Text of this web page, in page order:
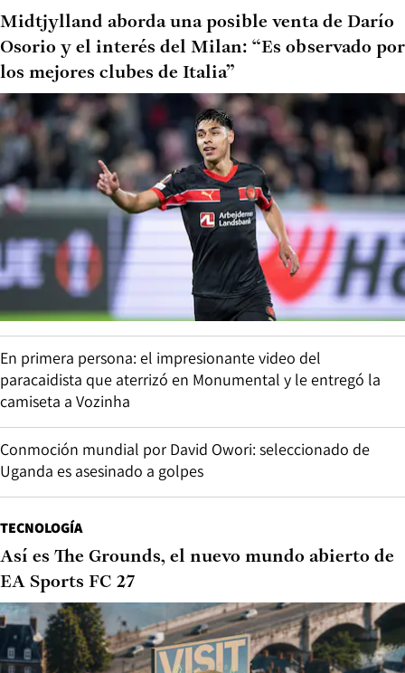
Midtjylland aborda una posible venta de Darío
Osorio y el interés del Milan: “Es observado por
los mejores clubes de Italia”
En primera persona: el impresionante video del
paracaidista que aterrizó en Monumental y le entregó la
camiseta a Vozinha
Conmoción mundial por David Owori: seleccionado de
Uganda es asesinado a golpes
TECNOLOGÍA
Así es The Grounds, el nuevo mundo abierto de
EA Sports FC 27